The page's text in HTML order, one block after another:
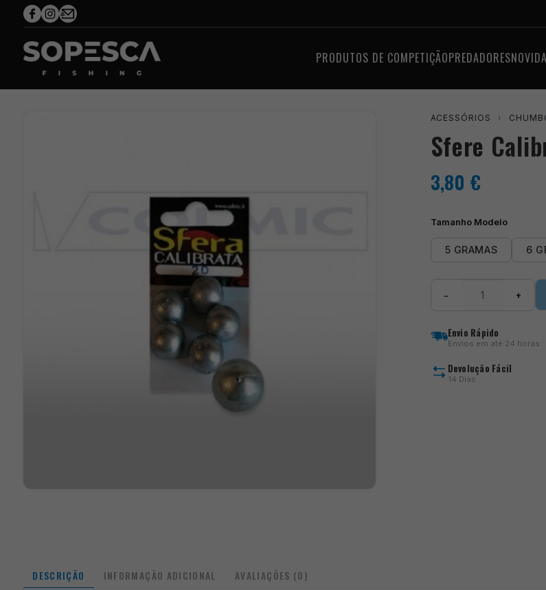
PRODUTOS DE COMPETIÇÃOPREDADORES
ACESSÓRIOS ›
Sfere
3,80 €
Tamanho Modelo
5 GRAMAS 6
− +
Envio Rápido
Envios em até 24 horas
Devolução Fácil
14 Dias
DESCRIÇÃO INFORMAÇÃO ADICIONAL AVALIAÇÕES (0)